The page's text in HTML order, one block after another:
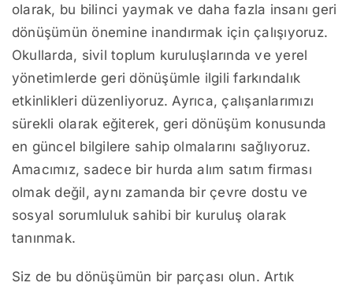
olarak, bu bilinci yaymak ve daha fazla insanı geri
dönüşümün önemine inandırmak için çalışıyoruz.
Okullarda, sivil toplum kuruluşlarında ve yerel
yönetimlerde geri dönüşümle ilgili farkındalık
etkinlikleri düzenliyoruz. Ayrıca, çalışanlarımızı
sürekli olarak eğiterek, geri dönüşüm konusunda
en güncel bilgilere sahip olmalarını sağlıyoruz.
Amacımız, sadece bir hurda alım satım firması
olmak değil, aynı zamanda bir çevre dostu ve
sosyal sorumluluk sahibi bir kuruluş olarak
tanınmak.
Siz de bu dönüşümün bir parçası olun. Artık